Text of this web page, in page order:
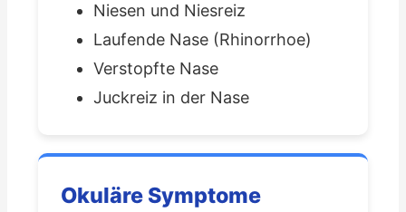
Niesen und Niesreiz
Laufende Nase (Rhinorrhoe)
Verstopfte Nase
Juckreiz in der Nase
Okuläre Symptome